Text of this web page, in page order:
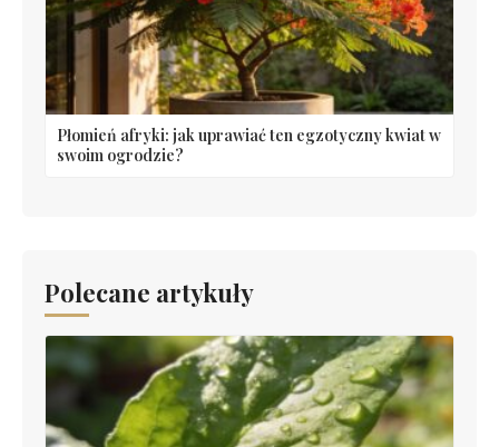
Płomień afryki: jak uprawiać ten egzotyczny kwiat w
swoim ogrodzie?
Polecane artykuły